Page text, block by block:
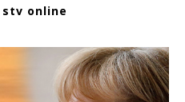
stv online